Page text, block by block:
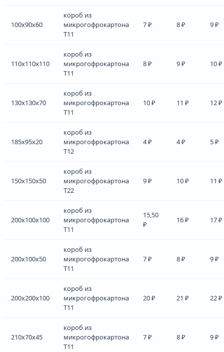
100x90x60
короб из
микрогофрокартона
Т11
7 ₽ 8 ₽ 9 ₽
110x110x110
короб из
микрогофрокартона
Т11
8 ₽ 9 ₽ 10 ₽
130x130x70
короб из
микрогофрокартона
Т11
10 ₽ 11 ₽ 12 ₽
185x95x20
короб из
микрогофрокартона
Т12
4 ₽ 4 ₽ 5 ₽
150x150x50
короб из
микрогофрокартона
Т22
9 ₽ 10 ₽ 11 ₽
200x100x100
короб из
микрогофрокартона
Т11
15,50
₽
16 ₽ 17 ₽
200x100x50
короб из
микрогофрокартона
Т11
7 ₽ 8 ₽ 9 ₽
200x200x100
короб из
микрогофрокартона
Т11
20 ₽ 21 ₽ 22 ₽
210x70x45
короб из
микрогофрокартона
Т11
7 ₽ 8 ₽ 9 ₽